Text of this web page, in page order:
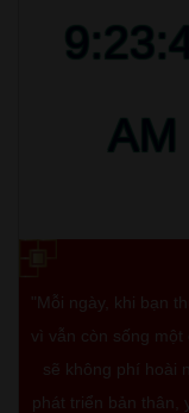
AM
"Mỗi ngày, khi bạn
vì vẫn còn sống
sẽ không phí hoài
phát triển bản thân,